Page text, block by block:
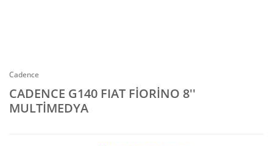
Cadence
CADENCE G140 FIAT FİORİNO 8''
MULTİMEDYA